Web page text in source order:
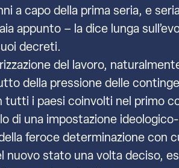
a capo della prima seria, e
appunto – la dice lunga
decreti.
del lavoro,
della pressione delle
tutti i paesi coinvolti nel primo
di una impostazione
feroce determinazione con
nuovo stato una volta deciso,